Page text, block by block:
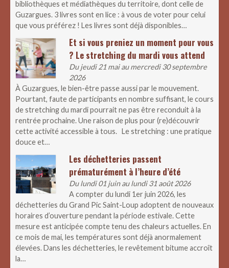
bibliothèques et médiathèques du territoire, dont celle de
Guzargues. 3 livres sont en lice : à vous de voter pour celui
que vous préférez ! Les livres sont déjà disponibles…
Et si vous preniez un moment pour vous
? Le stretching du mardi vous attend
Du jeudi 21 mai au mercredi 30 septembre
2026
À Guzargues, le bien-être passe aussi par le mouvement.
Pourtant, faute de participants en nombre suffisant, le cours
de stretching du mardi pourrait ne pas être reconduit à la
rentrée prochaine. Une raison de plus pour (re)découvrir
cette activité accessible à tous. Le stretching : une pratique
douce et…
Les déchetteries passent
prématurément à l’heure d’été
Du lundi 01 juin au lundi 31 août 2026
A compter du lundi 1er juin 2026, les
déchetteries du Grand Pic Saint-Loup adoptent de nouveaux
horaires d’ouverture pendant la période estivale. Cette
mesure est anticipée compte tenu des chaleurs actuelles. En
ce mois de mai, les températures sont déjà anormalement
élevées. Dans les déchetteries, le revêtement bitume accroît
la…